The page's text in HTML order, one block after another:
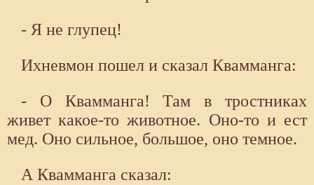
- Я не глупец!
Ихневмон пошел и сказал Квамманга:
- О Квамманга! Там в тростниках
живет какое-то животное. Оно-то и ест
мед. Оно сильное, большое, оно темное.
А Квамманга сказал: